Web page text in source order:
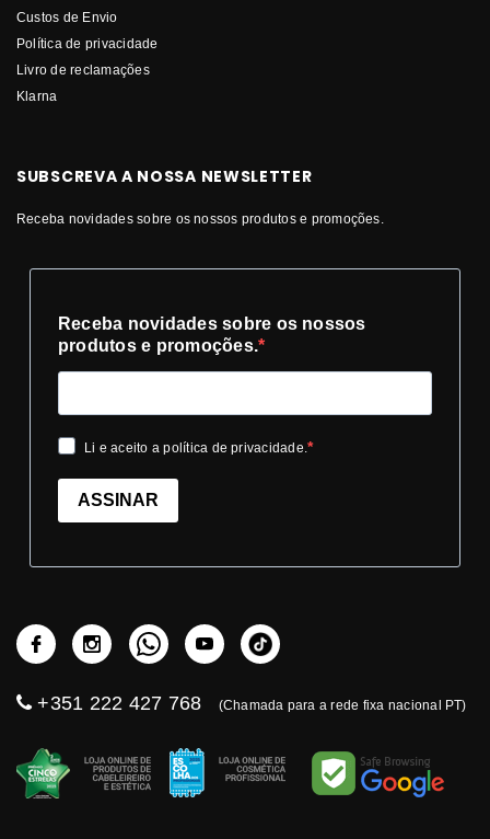
Custos de Envio
Política de privacidade
Livro de reclamações
Klarna
SUBSCREVA A NOSSA NEWSLETTER
Receba novidades sobre os nossos produtos e promoções.
Receba novidades sobre os nossos
produtos e promoções.
Li e aceito a política de privacidade.
ASSINAR
+351 222 427 768 (Chamada para a rede fixa nacional PT)